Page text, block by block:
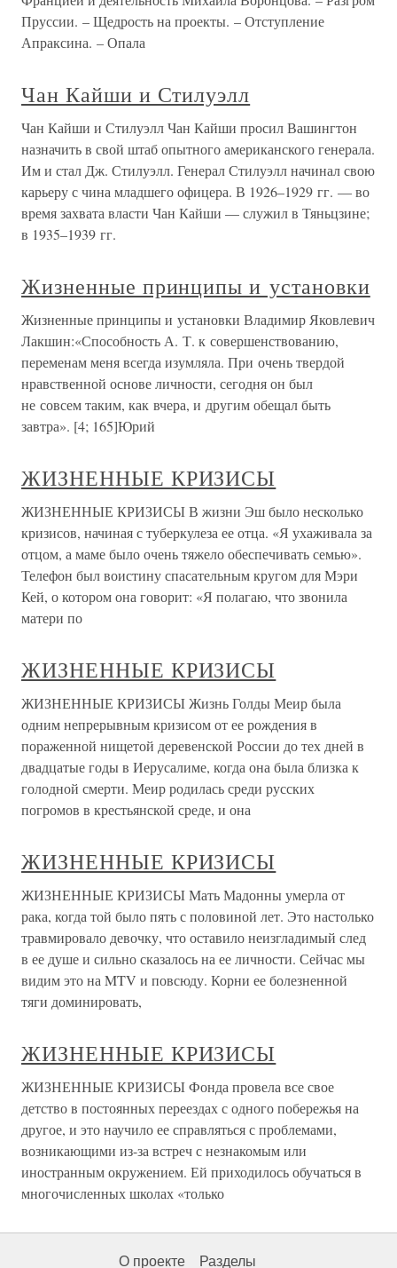
Пруссии. – Щедрость на проекты. – Отступление
Апраксина. – Опала
Чан Кайши и Стилуэлл
Чан Кайши и Стилуэлл Чан Кайши просил Вашингтон
назначить в свой штаб опытного американского генерала.
Им и стал Дж. Стилуэлл. Генерал Стилуэлл начинал свою
карьеру с чина младшего офицера. В 1926–1929 гг. — во
время захвата власти Чан Кайши — служил в Тяньцзине;
в 1935–1939 гг.
Жизненные принципы и установки
Жизненные принципы и установки Владимир Яковлевич
Лакшин:«Способность А. Т. к совершенствованию,
переменам меня всегда изумляла. При очень твердой
нравственной основе личности, сегодня он был
не совсем таким, как вчера, и другим обещал быть
завтра». [4; 165]Юрий
ЖИЗНЕННЫЕ КРИЗИСЫ
ЖИЗНЕННЫЕ КРИЗИСЫ В жизни Эш было несколько
кризисов, начиная с туберкулеза ее отца. «Я ухаживала за
отцом, а маме было очень тяжело обеспечивать семью».
Телефон был воистину спасательным кругом для Мэри
Кей, о котором она говорит: «Я полагаю, что звонила
матери по
ЖИЗНЕННЫЕ КРИЗИСЫ
ЖИЗНЕННЫЕ КРИЗИСЫ Жизнь Голды Меир была
одним непрерывным кризисом от ее рождения в
пораженной нищетой деревенской России до тех дней в
двадцатые годы в Иерусалиме, когда она была близка к
голодной смерти. Меир родилась среди русских
погромов в крестьянской среде, и она
ЖИЗНЕННЫЕ КРИЗИСЫ
ЖИЗНЕННЫЕ КРИЗИСЫ Мать Мадонны умерла от
рака, когда той было пять с половиной лет. Это настолько
травмировало девочку, что оставило неизгладимый след
в ее душе и сильно сказалось на ее личности. Сейчас мы
видим это на MTV и повсюду. Корни ее болезненной
тяги доминировать,
ЖИЗНЕННЫЕ КРИЗИСЫ
ЖИЗНЕННЫЕ КРИЗИСЫ Фонда провела все свое
детство в постоянных переездах с одного побережья на
другое, и это научило ее справляться с проблемами,
возникающими из-за встреч с незнакомым или
иностранным окружением. Ей приходилось обучаться в
многочисленных школах «только
О проекте Разделы